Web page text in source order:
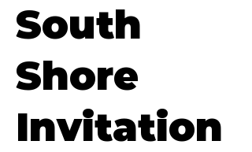
South
Shore
Invitation